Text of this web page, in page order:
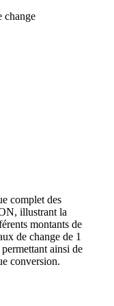
change
complet des
illustrant la
montants de
de change de 1
ainsi de
conversion.